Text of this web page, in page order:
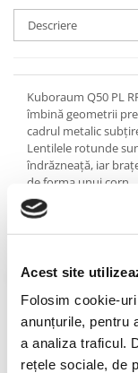
Acest site
Folosim cookie-
anunțurile, pentru
a analiza traficul.
rețele sociale, de
OXIBIS
PERSOL
PRADA
RAY-BAN
SAINT LAURENT
SEEOO
STARCK
STELLA MCCARTNEY
ZILLI
Descriere
Kuboraum Q50 PL
îmbină geometrii
cadrul metalic
Lentilele rotunde
îndrăzneață, iar
de forma unui corn.
Acești ochelari nu
designerii brandului
impact.
Particularități
Handmade în
Finisaj lucios.
Brațele sunt